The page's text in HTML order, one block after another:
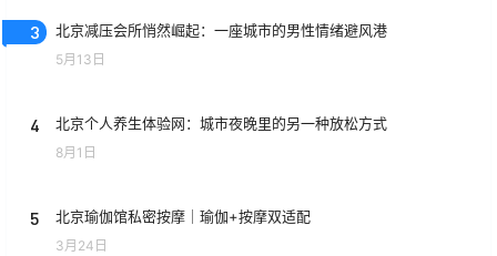
3 北京减压会所悄然崛起：一座城市的男性情绪避风港
5月13日
4 北京个人养生体验网：城市夜晚里的另一种放松方式
8月1日
5 北京瑜伽馆私密按摩｜瑜伽+按摩双适配
3月24日